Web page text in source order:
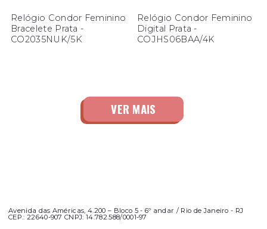
Relógio Condor Feminino
Bracelete Prata -
CO2035NUK/5K
Relógio Condor Feminino
Digital Prata -
COJHS06BAA/4K
Avenida das Américas, 4.200 – Bloco 5 - 6º andar / Rio de Janeiro - RJ
CEP.: 22640-907 CNPJ: 14.782.588/0001-97